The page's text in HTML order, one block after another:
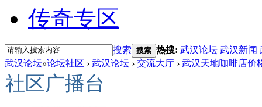
传奇专区
搜索 搜索 热搜: 武汉论坛 武汉新闻
武汉论坛»论坛社区 › 武汉论坛 › 交流大厅 › 武汉天地咖啡店价
社区广播台